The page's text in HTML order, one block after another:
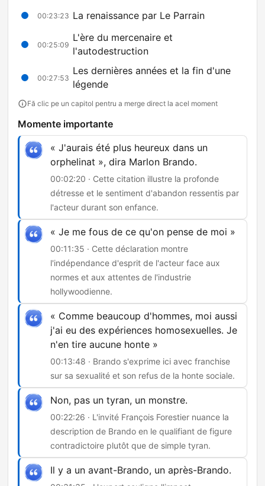
00:23:23 La renaissance par Le Parrain
00:25:09
L'ère du mercenaire et
l'autodestruction
00:27:53
Les dernières années et la fin d'une
légende
Fă clic pe un capitol pentru a merge direct la acel moment
Momente importante
« J'aurais été plus heureux dans un
orphelinat », dira Marlon Brando.
00:02:20 · Cette citation illustre la profonde
détresse et le sentiment d'abandon ressentis par
l'acteur durant son enfance.
« Je me fous de ce qu'on pense de moi »
00:11:35 · Cette déclaration montre
l'indépendance d'esprit de l'acteur face aux
normes et aux attentes de l'industrie
hollywoodienne.
« Comme beaucoup d'hommes, moi aussi
j'ai eu des expériences homosexuelles. Je
n'en tire aucune honte »
00:13:48 · Brando s'exprime ici avec franchise
sur sa sexualité et son refus de la honte sociale.
Non, pas un tyran, un monstre.
00:22:26 · L'invité François Forestier nuance la
description de Brando en le qualifiant de figure
contradictoire plutôt que de simple tyran.
Il y a un avant-Brando, un après-Brando.